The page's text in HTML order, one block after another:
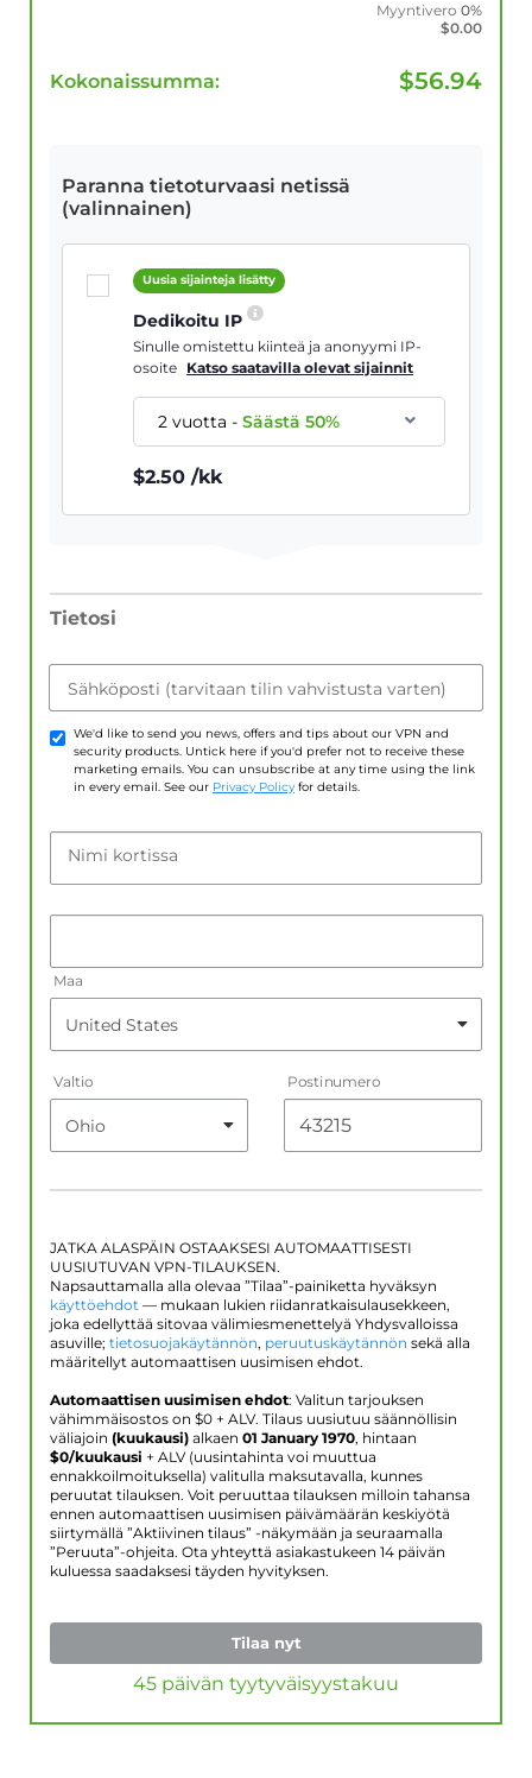
Myyntivero 0%
$0.00
Kokonaissumma: $56.94
Paranna tietoturvaasi netissä
(valinnainen)
Uusia sijainteja lisätty
Dedikoitu IP
Sinulle omistettu kiinteä ja anonyymi IP-
osoite Katso saatavilla olevat sijainnit
2 vuotta-Säästä50%
$2.50 /kk
Tietosi
Sähköposti (tarvitaan tilin vahvistusta varten)
We'd like to send you news, offers and tips about our VPN and
security products. Untick here if you'd prefer not to receive these
marketing emails. You can unsubscribe at any time using the link
in every email. See our Privacy Policy for details.
Nimi kortissa
Maa
Valtio Postinumero
JATKA ALASPÄIN OSTAAKSESI AUTOMAATTISESTI
UUSIUTUVAN VPN-TILAUKSEN.
Napsauttamalla alla olevaa ”Tilaa”-painiketta hyväksyn
käyttöehdot — mukaan lukien riidanratkaisulausekkeen,
joka edellyttää sitovaa välimiesmenettelyä Yhdysvalloissa
asuville; tietosuojakäytännön, peruutuskäytännön sekä alla
määritellyt automaattisen uusimisen ehdot.
Automaattisen uusimisen ehdot: Valitun tarjouksen
vähimmäisostos on $0 + ALV. Tilaus uusiutuu säännöllisin
väliajoin (kuukausi) alkaen 01 January 1970, hintaan
$0/kuukausi + ALV (uusintahinta voi muuttua
ennakkoilmoituksella) valitulla maksutavalla, kunnes
peruutat tilauksen. Voit peruuttaa tilauksen milloin tahansa
ennen automaattisen uusimisen päivämäärän keskiyötä
siirtymällä ”Aktiivinen tilaus” -näkymään ja seuraamalla
”Peruuta”-ohjeita. Ota yhteyttä asiakastukeen 14 päivän
kuluessa saadaksesi täyden hyvityksen.
Tilaa nyt
45 päivän tyytyväisyystakuu